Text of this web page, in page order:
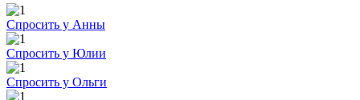
Спросить у Анны
Спросить у Юлии
Спросить у Ольги